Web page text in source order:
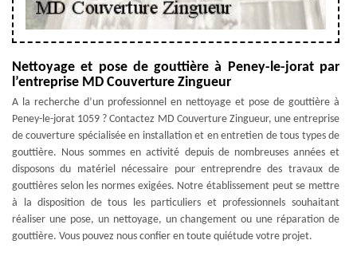
Nettoyage et pose de gouttière à Peney-le-jorat par
l’entreprise MD Couverture Zingueur
A la recherche d’un professionnel en nettoyage et pose de gouttière à
Peney-le-jorat 1059 ? Contactez MD Couverture Zingueur, une entreprise
de couverture spécialisée en installation et en entretien de tous types de
gouttière. Nous sommes en activité depuis de nombreuses années et
disposons du matériel nécessaire pour entreprendre des travaux de
gouttières selon les normes exigées. Notre établissement peut se mettre
à la disposition de tous les particuliers et professionnels souhaitant
réaliser une pose, un nettoyage, un changement ou une réparation de
gouttière. Vous pouvez nous confier en toute quiétude votre projet.